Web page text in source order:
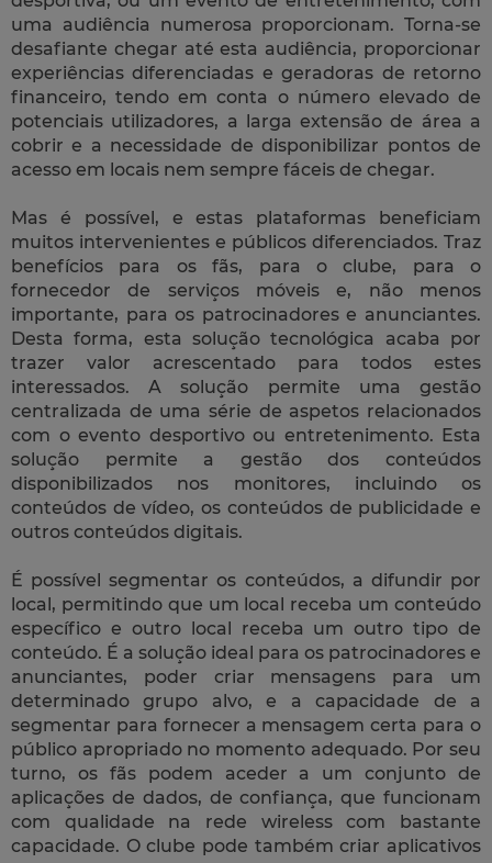
uma audiência numerosa proporcionam. Torna-se
desafiante chegar até esta audiência, proporcionar
experiências diferenciadas e geradoras de retorno
financeiro, tendo em conta o número elevado de
potenciais utilizadores, a larga extensão de área a
cobrir e a necessidade de disponibilizar pontos de
acesso em locais nem sempre fáceis de chegar.
Mas é possível, e estas plataformas beneficiam
muitos intervenientes e públicos diferenciados. Traz
benefícios para os fãs, para o clube, para o
fornecedor de serviços móveis e, não menos
importante, para os patrocinadores e anunciantes.
Desta forma, esta solução tecnológica acaba por
trazer valor acrescentado para todos estes
interessados. A solução permite uma gestão
centralizada de uma série de aspetos relacionados
com o evento desportivo ou entretenimento. Esta
solução permite a gestão dos conteúdos
disponibilizados nos monitores, incluindo os
conteúdos de vídeo, os conteúdos de publicidade e
outros conteúdos digitais.
É possível segmentar os conteúdos, a difundir por
local, permitindo que um local receba um conteúdo
específico e outro local receba um outro tipo de
conteúdo. É a solução ideal para os patrocinadores e
anunciantes, poder criar mensagens para um
determinado grupo alvo, e a capacidade de a
segmentar para fornecer a mensagem certa para o
público apropriado no momento adequado. Por seu
turno, os fãs podem aceder a um conjunto de
aplicações de dados, de confiança, que funcionam
com qualidade na rede wireless com bastante
capacidade. O clube pode também criar aplicativos